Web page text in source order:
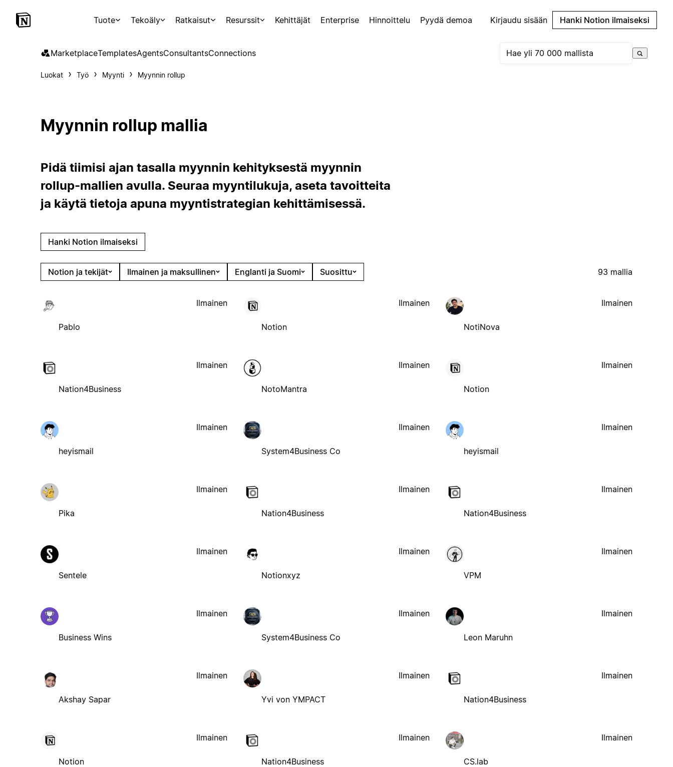
Tuote Tekoäly Ratkaisut Resurssit Kehittäjät Enterprise Hinnoittelu Pyydä demoa Kirjaudu sisään Hanki Notion ilmaiseksi
MarketplaceTemplatesAgentsConsultantsConnections
Luokat Työ Myynti Myynnin rollup
Myynnin rollup mallia
Pidä tiimisi ajan tasalla myynnin kehityksestä myynnin
rollup-mallien avulla. Seuraa myyntilukuja, aseta tavoitteita
ja käytä tietoja apuna myyntistrategian kehittämisessä.
Hanki Notion ilmaiseksi
Notion ja tekijät Ilmainen ja maksullinen Englanti ja Suomi Suosittu 93 mallia
Pablo
Ilmainen
Notion
Ilmainen
NotiNova
Ilmainen
Nation4Business
Ilmainen
NotoMantra
Ilmainen
Notion
Ilmainen
heyismail
Ilmainen
System4Business Co
Ilmainen
heyismail
Ilmainen
Pika
Ilmainen
Nation4Business
Ilmainen
Nation4Business
Ilmainen
Sentele
Ilmainen
Notionxyz
Ilmainen
VPM
Ilmainen
Business Wins
Ilmainen
System4Business Co
Ilmainen
Leon Maruhn
Ilmainen
Akshay Sapar
Ilmainen
Yvi von YMPACT
Ilmainen
Nation4Business
Ilmainen
Notion
Ilmainen
Nation4Business
Ilmainen
CS.lab
Ilmainen